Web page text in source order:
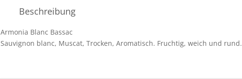
Beschreibung
Armonia Blanc Bassac
Sauvignon blanc, Muscat, Trocken, Aromatisch. Fruchtig, weich und rund.